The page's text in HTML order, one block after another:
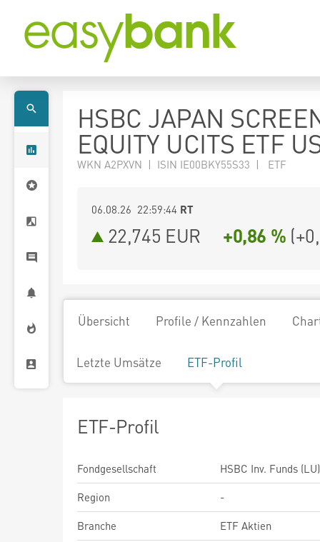
HSBC JAPAN
EQUITY UCITS ETF
WKN A2PXVN | ISIN IE00BKY55S33 | ETF
06.08.26 22:59:44 RT
22,745 EUR +0,86 % (
Übersicht Profile / Kennzahlen
Letzte Umsätze ETF-Profil
ETF-Profil
Fondgesellschaft
HSBC Inv. Funds (LU)
Region
-
Branche
ETF Aktien